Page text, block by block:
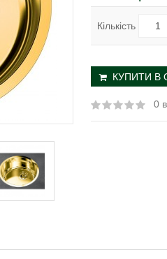
Кількість
КУПИТИ В
0